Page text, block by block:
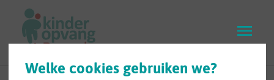
Welke cookies gebruiken we?